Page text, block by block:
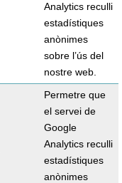
Analytics reculli
estadístiques
anònimes
sobre l’ús del
nostre web.
Permetre que
el servei de
Google
Analytics reculli
estadístiques
anònimes